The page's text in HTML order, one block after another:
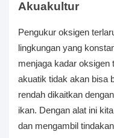
Akuakultur
Pengukur oksigen
lingkungan yang
menjaga kadar oksigen
akuatik tidak akan bisa
rendah dikaitkan
ikan. Dengan alat ini
dan mengambil